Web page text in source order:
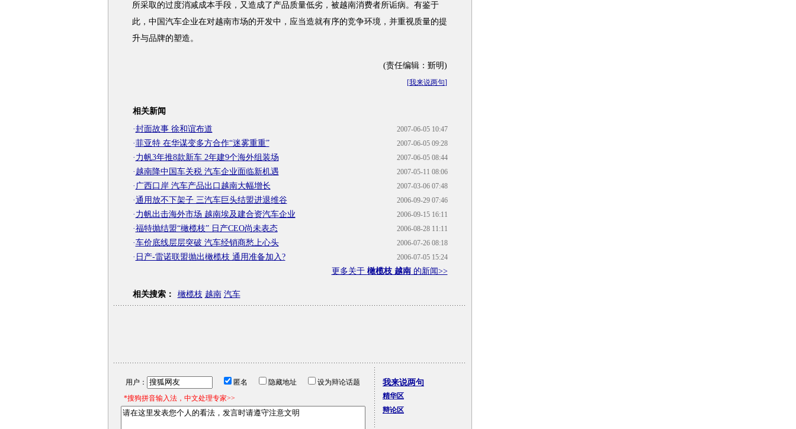
所采取的过度消减成本手段，又造成了产品质量低劣，被越南消费者所诟病。有鉴于
此，中国汽车企业在对越南市场的开发中，应当造就有序的竞争环境，并重视质量的提
升与品牌的塑造。
(责任编辑：斳明)
[我来说两句]
相关新闻
2007-06-05 10:47
·封面故事 徐和谊布道
2007-06-05 09:28
·菲亚特 在华谋变多方合作“迷雾重重”
2007-06-05 08:44
· 力帆3年推8款新车 2年建9个海外组装场
2007-05-11 08:06
· 越南降中国车关税 汽车企业面临新机遇
2007-03-06 07:48
· 广西口岸 汽车产品出口越南大幅增长
2006-09-29 07:46
·通用放不下架子 三汽车巨头结盟进退维谷
2006-09-15 16:11
· 力帆出击海外市场 越南埃及建合资汽车企业
2006-08-28 11:11
·福特抛结盟“橄榄枝” 日产CEO尚未表态
2006-07-26 08:18
·车价底线层层突破 汽车经销商愁上心头
2006-07-05 15:24
· 日产-雷诺联盟抛出橄榄枝 通用准备加入?
更多关于 橄榄枝 越南的新闻>>
相关搜索： 橄榄枝 越南 汽车
用户： 匿名 隐藏地址
设为辩论话题
*搜狗拼音输入法，中文处理专家>>
我来说两句
精华区
辩论区